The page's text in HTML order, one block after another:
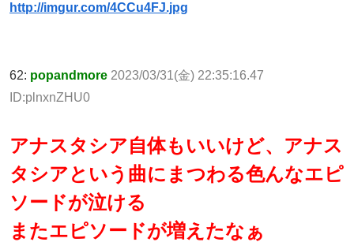
http://imgur.com/4CCu4FJ.jpg
62: popandmore 2023/03/31(金) 22:35:16.47
ID:plnxnZHU0
アナスタシア自体もいいけど、アナス
タシアという曲にまつわる色んなエピ
ソードが泣ける
またエピソードが増えたなぁ